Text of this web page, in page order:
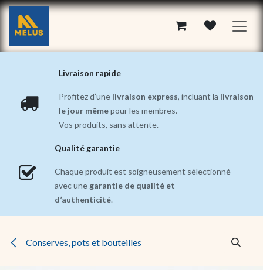
Se rendre au contenu
Livraison rapide
Profitez d’une livraison express, incluant la livraison
le jour mêmepour les membres.
Vos produits, sans attente.
Qualité garantie
Chaque produit est soigneusement sélectionné
avec une garantie de qualité et
d’authenticité.
Conserves, pots et bouteilles